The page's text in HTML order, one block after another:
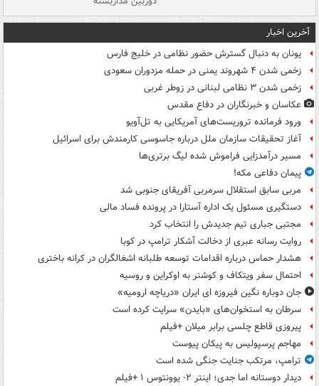
آخرین اخبار
یونان به دنبال گسترش حضور نظامی در خلیج فارس
زخمی شدن ۴ شهروند یمنی در حمله مزدوران سعودی
زخمی شدن ۳ نظامی لبنانی در زوطر غربی
عکاسان و خبرنگاران در دفاع مقدس
ورود فرمانده تروریست‌های آمریکایی به تل‌آویو
آغاز تحقیقات سازمان ملل درباره جاسوسی کارمندش برای اسرائیل
مسیر درآمدزایی فراموش شده لیگ برتری‌ها
پیمان دفاعی مکه!
مربی سابق استقلال سرمربی آفریقای جنوبی شد
دستگیری مسئول یک اداره آستارا در پرونده فساد مالی
مجتبی جباری تیم جدیدش را انتخاب کرد
روایت رسانه عبری از دخالت آشکار ترامپ در کوبا
هشدار حماس درباره اقدامات توسعه طلبانه اشغالگران در کرانه باختری
احتمال سفر ویتکاف و کوشنر به اوکراین و روسیه
جان دوباره نگین فیروزه ای ایران «دریاچه ارومیه»
سرطان به استخوان‌های «بایدن» سرایت کرده است
پیروزی قاطع چلسی برابر میلان +فیلم
مهاجم پرسپولیس به پیکان پیوست
ترامپ، مرتکب جنایت جنگی شده است
دیدار دوستانه اما جدی؛ اینتر ۲- یوونتوس ۱ +فیلم